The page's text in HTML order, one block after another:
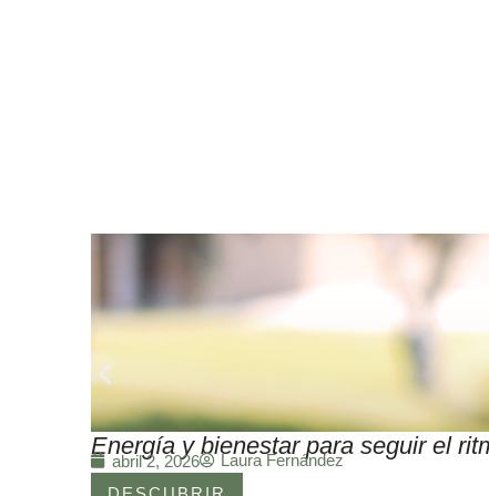
Energía y bienestar para seguir el
abril 2, 2026
Laura Fernández